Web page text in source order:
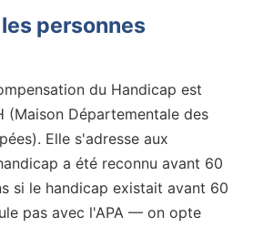
les personnes
du Handicap est
(Maison Départementale des
Elle s'adresse aux
a été reconnu avant 60
si le handicap existait avant 60
pas avec l'APA — on opte